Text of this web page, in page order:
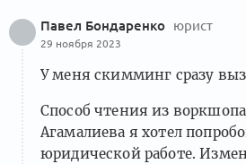
Павел Бондаренко юрист
29 ноября 2023
У меня скимминг сразу
Способ чтения из
Агамалиева я хотел
юридической работе.